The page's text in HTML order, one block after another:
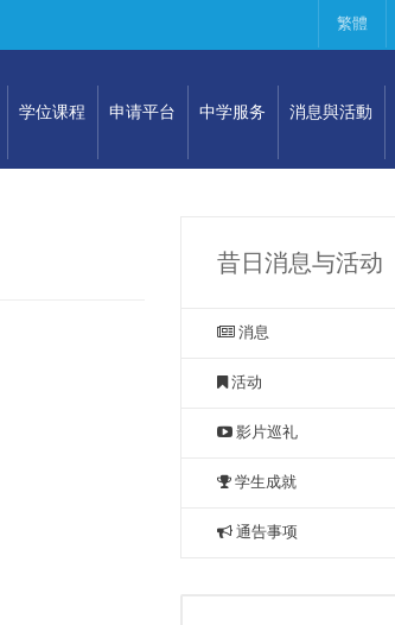
繁體
学位课程 申请平台 中学服务 消息與活動
昔日消息与活动
消息
活动
影片巡礼
学生成就
通告事项